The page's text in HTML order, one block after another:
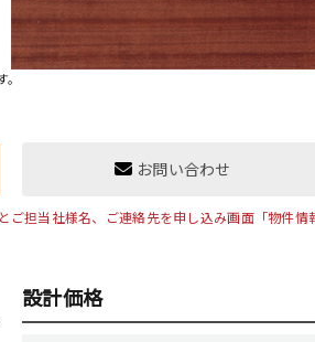
お問い合わせ
担当社様名、ご連絡先を申し込み画面「物件情
設計価格